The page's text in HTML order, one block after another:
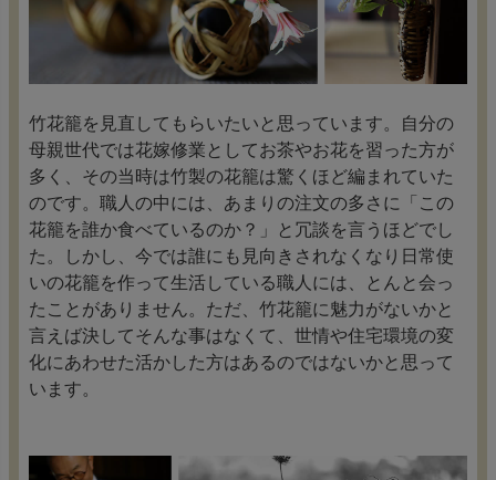
竹花籠を見直してもらいたいと思っています。自分の
母親世代では花嫁修業としてお茶やお花を習った方が
多く、その当時は竹製の花籠は驚くほど編まれていた
のです。職人の中には、あまりの注文の多さに「この
花籠を誰か食べているのか？」と冗談を言うほどでし
た。しかし、今では誰にも見向きされなくなり日常使
いの花籠を作って生活している職人には、とんと会っ
たことがありません。ただ、竹花籠に魅力がないかと
言えば決してそんな事はなくて、世情や住宅環境の変
化にあわせた活かした方はあるのではないかと思って
います。